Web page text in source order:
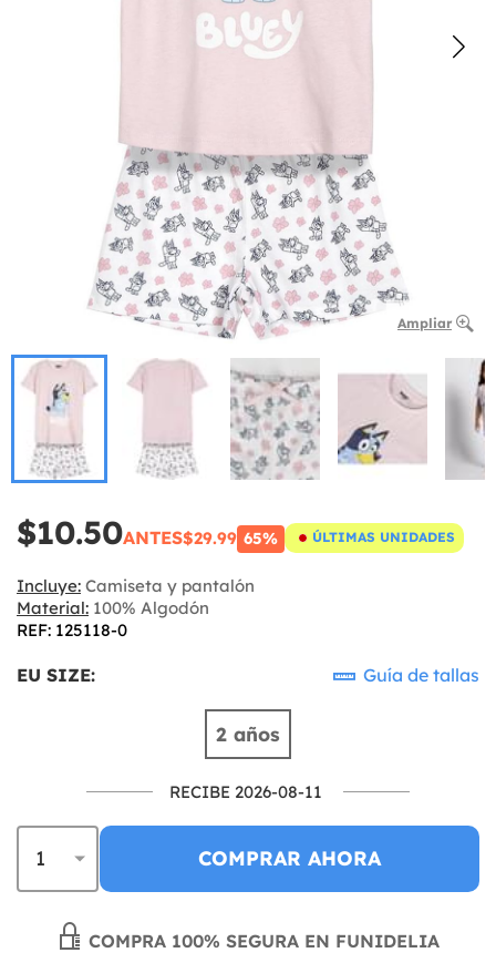
Ampliar
$10.50ANTES$29.99 65% ÚLTIMAS UNIDADES
Incluye: Camiseta y pantalón
Material: 100% Algodón
REF: 125118-0
EU SIZE: Guía de tallas
2 años
RECIBE 2026-08-11
COMPRAR AHORA
COMPRA 100% SEGURA EN FUNIDELIA